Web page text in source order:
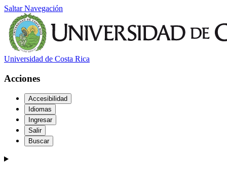
Saltar Navegación
Universidad de Costa Rica
Acciones
Accesibilidad
Idiomas
Ingresar
Salir
Buscar